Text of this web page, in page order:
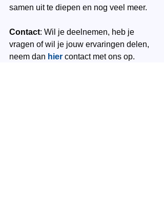
samen uit te diepen en nog veel meer.
Contact: Wil je deelnemen, heb je
vragen of wil je jouw ervaringen delen,
neem dan hier contact met ons op.